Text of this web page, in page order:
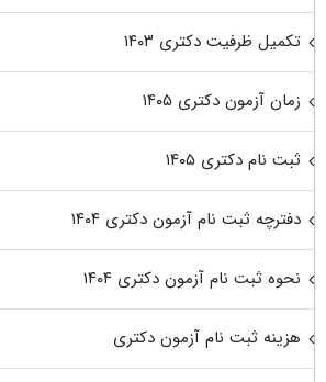
تکمیل ظرفیت دکتری ۱۴۰۳
زمان آزمون دکتری ۱۴۰۵
ثبت نام دکتری ۱۴۰۵
دفترچه ثبت نام آزمون دکتری ۱۴۰۴
نحوه ثبت نام آزمون دکتری ۱۴۰۴
هزینه ثبت نام آزمون دکتری